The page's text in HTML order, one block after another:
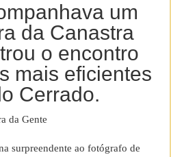
um
da Canastra
o encontro
mais eficientes
Cerrado.
da Gente
surpreendente ao fotógrafo de